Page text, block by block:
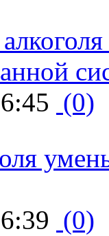
(0)
(0)